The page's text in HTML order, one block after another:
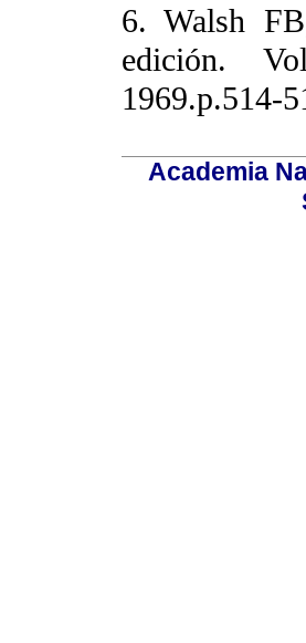
6. Walsh
edición.
1969.p.514-
Academia